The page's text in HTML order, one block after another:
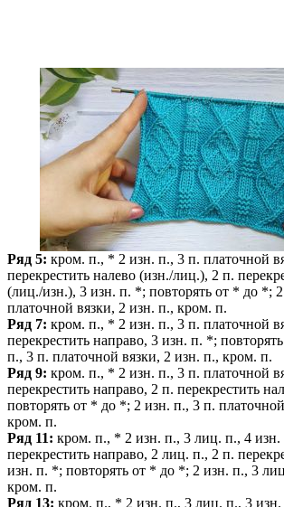
Ряд 5: кром. п., * 2 изн. п., 3 п. платочной
перекрестить налево (изн./лиц.), 2 п.
(лиц./изн.), 3 изн. п. *; повторять от * до *;
платочной вязки, 2 изн. п., кром. п.
Ряд 7: кром. п., * 2 изн. п., 3 п. платочной
перекрестить направо, 3 изн. п. *;
п., 3 п. платочной вязки, 2 изн. п., кром. п.
Ряд 9: кром. п., * 2 изн. п., 3 п. платочной
перекрестить направо, 2 п. перекрестить
повторять от * до *; 2 изн. п., 3 п.
кром. п.
Ряд 11: кром. п., * 2 изн. п., 3 лиц. п., 4 изн.
перекрестить направо, 2 лиц. п., 2 п.
изн. п. *; повторять от * до *; 2 изн. п., 3
кром. п.
Ряд 13: кром. п., * 2 изн. п., 3 лиц. п., 3 изн.